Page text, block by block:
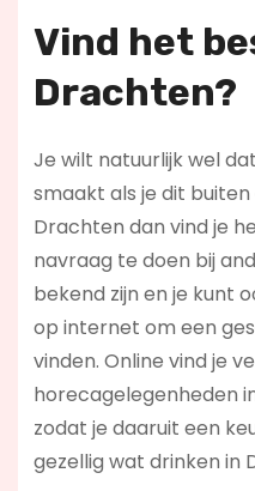
Vind het
Drachten?
Je wilt natuurlijk wel
smaakt als je dit
Drachten dan vind je
navraag te doen bij
bekend zijn en je kunt
op internet om een
vinden. Online vind je
horecagelegenheden
zodat je daaruit een
gezellig wat drinken in